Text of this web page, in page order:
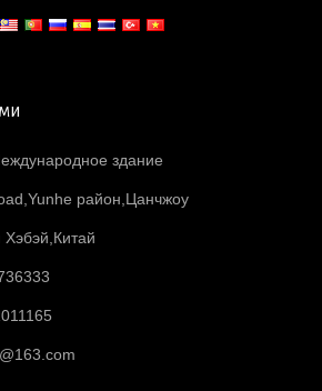
здание
район,Цанчжоу